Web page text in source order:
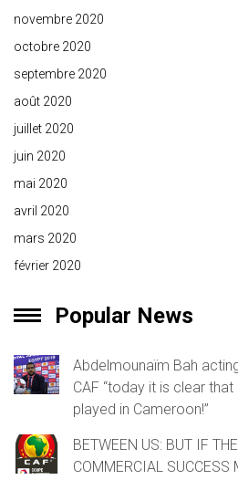
novembre 2020
octobre 2020
septembre 2020
août 2020
juillet 2020
juin 2020
mai 2020
avril 2020
mars 2020
février 2020
Popular News
Abdelmounaïm Bah
CAF “today it is clear that
played in Cameroon!”
BETWEEN US: BUT IF
COMMERCIAL SUCCESS